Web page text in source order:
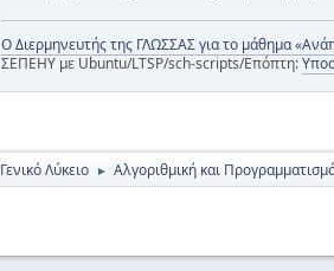
Ο Διερμηνευτής της ΓΛΩΣΣΑΣ για το μάθημα
ΣΕΠΕΗΥ με Ubuntu/LTSP/sch-scripts/Επόπτη:
Γενικό Λύκειο ► Αλγοριθμική και